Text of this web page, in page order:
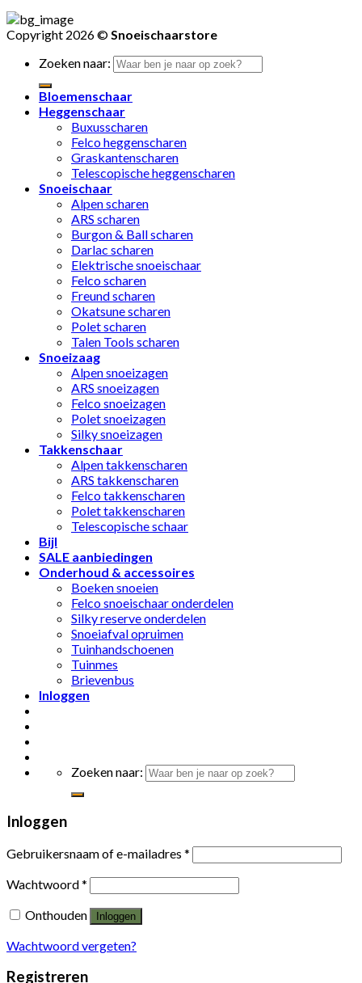
Copyright 2026 ©Snoeischaarstore
Zoeken naar:
Bloemenschaar
Heggenschaar
Buxusscharen
Felco heggenscharen
Graskantenscharen
Telescopische heggenscharen
Snoeischaar
Alpen scharen
ARS scharen
Burgon & Ball scharen
Darlac scharen
Elektrische snoeischaar
Felco scharen
Freund scharen
Okatsune scharen
Polet scharen
Talen Tools scharen
Snoeizaag
Alpen snoeizagen
ARS snoeizagen
Felco snoeizagen
Polet snoeizagen
Silky snoeizagen
Takkenschaar
Alpen takkenscharen
ARS takkenscharen
Felco takkenscharen
Polet takkenscharen
Telescopische schaar
Bijl
SALE aanbiedingen
Onderhoud & accessoires
Boeken snoeien
Felco snoeischaar onderdelen
Silky reserve onderdelen
Snoeiafval opruimen
Tuinhandschoenen
Tuinmes
Brievenbus
Inloggen
Zoeken naar:
Inloggen
Gebruikersnaam of e-mailadres *
Wachtwoord*
Onthouden
Inloggen
Wachtwoord vergeten?
Registreren